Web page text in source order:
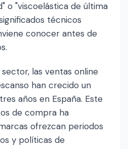
o "viscoelástica de última
técnicos
conocer antes de
las ventas online
han crecido un
años en España. Este
de compra ha
ofrezcan periodos
y políticas de